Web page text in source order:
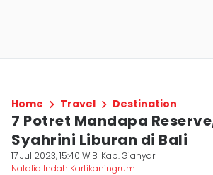
Home Travel Destination
7 Potret Mandapa
Syahrini Liburan di Bali
17 Jul 2023, 15:40 WIB Kab. Gianyar
Natalia Indah Kartikaningrum